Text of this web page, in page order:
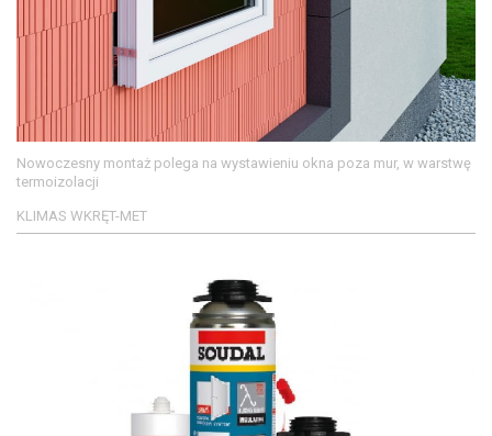
Nowoczesny montaż polega na wystawieniu okna poza mur, w warstwę
termoizolacji
KLIMAS WKRĘT-MET